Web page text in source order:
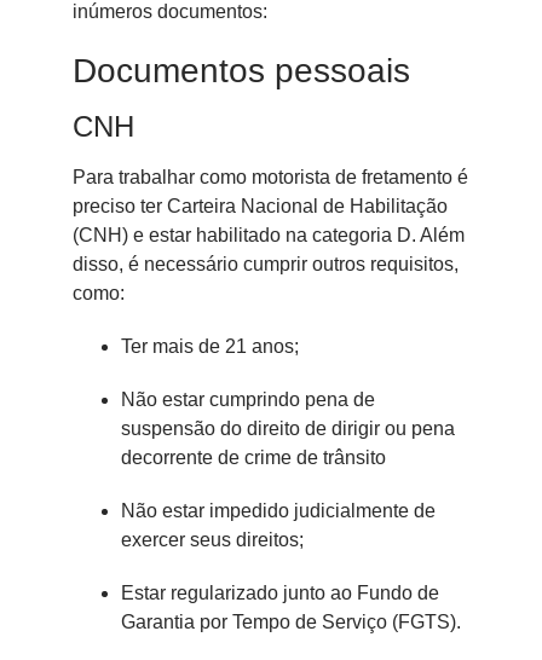
inúmeros documentos:
Documentos pessoais
CNH
Para trabalhar como motorista de fretamento é
preciso ter Carteira Nacional de Habilitação
(CNH) e estar habilitado na categoria D. Além
disso, é necessário cumprir outros requisitos,
como:
Ter mais de 21 anos;
Não estar cumprindo pena de
suspensão do direito de dirigir ou pena
decorrente de crime de trânsito
Não estar impedido judicialmente de
exercer seus direitos;
Estar regularizado junto ao Fundo de
Garantia por Tempo de Serviço (FGTS).